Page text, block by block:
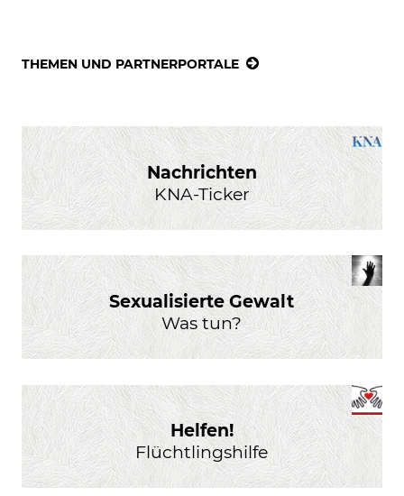
THEMEN UND PARTNERPORTALE
Nachrichten
KNA-Ticker
Sexualisierte Gewalt
Was tun?
Helfen!
Flüchtlingshilfe